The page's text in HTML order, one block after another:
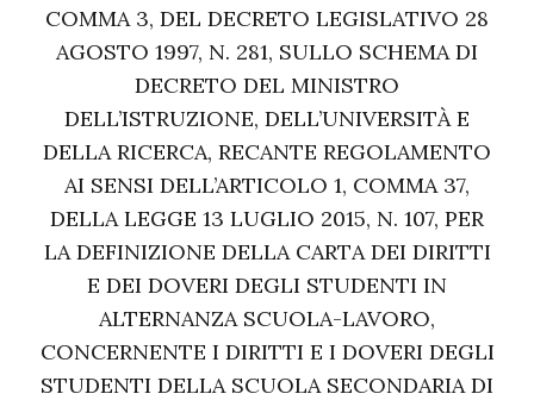
COMMA 3, DEL DECRETO LEGISLATIVO 28
AGOSTO 1997, N. 281, SULLO SCHEMA DI
DECRETO DEL MINISTRO
DELL’ISTRUZIONE, DELL’UNIVERSITÀ E
DELLA RICERCA, RECANTE REGOLAMENTO
AI SENSI DELL’ARTICOLO 1, COMMA 37,
DELLA LEGGE 13 LUGLIO 2015, N. 107, PER
LA DEFINIZIONE DELLA CARTA DEI DIRITTI
E DEI DOVERI DEGLI STUDENTI IN
ALTERNANZA SCUOLA-LAVORO,
CONCERNENTE I DIRITTI E I DOVERI DEGLI
STUDENTI DELLA SCUOLA SECONDARIA DI